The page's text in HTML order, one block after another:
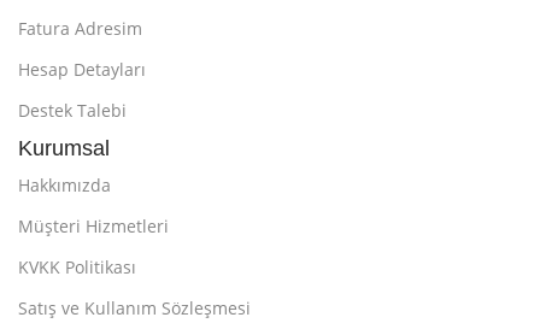
Fatura Adresim
Hesap Detayları
Destek Talebi
Kurumsal
Hakkımızda
Müşteri Hizmetleri
KVKK Politikası
Satış ve Kullanım Sözleşmesi